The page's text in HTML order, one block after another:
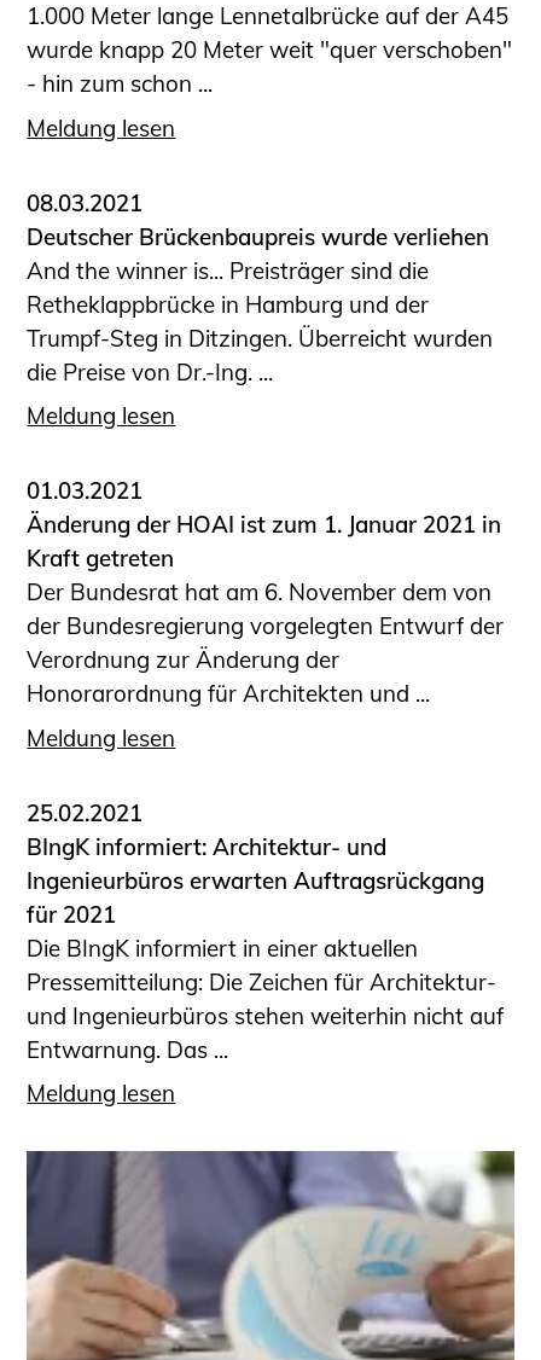
1.000 Meter lange Lennetalbrücke auf der A45
wurde knapp 20 Meter weit "quer verschoben"
- hin zum schon ...
Meldung lesen
08.03.2021
Deutscher Brückenbaupreis wurde verliehen
And the winner is... Preisträger sind die
Retheklappbrücke in Hamburg und der
Trumpf-Steg in Ditzingen. Überreicht wurden
die Preise von Dr.-Ing. ...
Meldung lesen
01.03.2021
Änderung der HOAI ist zum 1. Januar 2021 in
Kraft getreten
Der Bundesrat hat am 6. November dem von
der Bundesregierung vorgelegten Entwurf der
Verordnung zur Änderung der
Honorarordnung für Architekten und ...
Meldung lesen
25.02.2021
BIngK informiert: Architektur- und
Ingenieurbüros erwarten Auftragsrückgang
für 2021
Die BIngK informiert in einer aktuellen
Pressemitteilung: Die Zeichen für Architektur-
und Ingenieurbüros stehen weiterhin nicht auf
Entwarnung. Das ...
Meldung lesen